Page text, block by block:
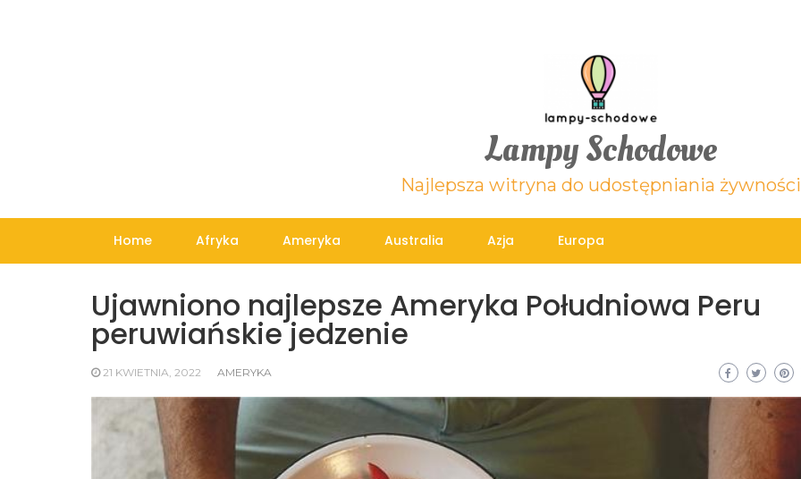
Lampy Schodowe
Najlepsza witryna do udostępniania żywności
Home Afryka Ameryka Australia Azja Europa
Ujawniono najlepsze Ameryka Południowa Peru
peruwiańskie jedzenie
21 KWIETNIA, 2022 AMERYKA